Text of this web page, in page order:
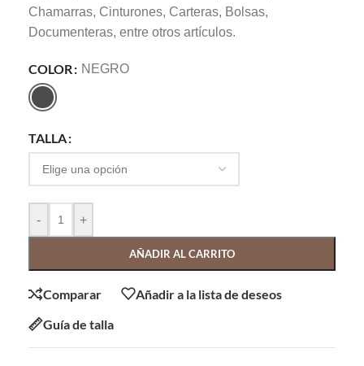
Chamarras, Cinturones, Carteras, Bolsas,
Documenteras, entre otros artículos.
COLOR NEGRO
TALLA
- +
AÑADIR AL CARRITO
Comparar
Añadir a la lista de deseos
Guía de talla